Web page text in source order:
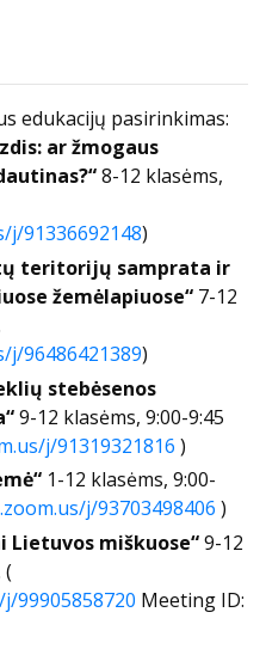
edukacijų pasirinkimas:
ar žmogaus
8-12 klasėms,
j/91336692148)
teritorijų samprata ir
žemėlapiuose“ 7-12
j/96486421389)
stebėsenos
9-12 klasėms, 9:00-9:45
j/91319321816 )
1-12 klasėms, 9:00-
j/93703498406 )
Lietuvos miškuose“9-12
(
99905858720 Meeting ID: